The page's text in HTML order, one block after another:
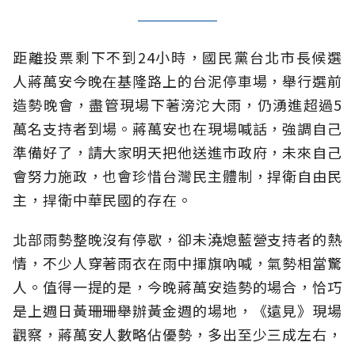
距離投票剩下不到24小時，國民黨台北市長候選
人蔣萬安今晚在基隆路上的台泥停車場，舉行選前
造勢晚會，盡管現場下著滂沱大雨，仍湧進超過5
萬名支持者到場。蔣萬安也在現場喊話，強調自己
準備好了，請大家明天把他送進市政府，未來自己
會努力施政，也會珍惜台灣民主體制，捍衛自由民
主，捍衛中華民國的存在。
北部雨勢整晚沒有停歇，卻未澆熄藍營支持者的熱
情，不少人穿著雨衣在雨中揮旗吶喊，氣勢相當驚
人。值得一提的是，今晚蔣萬安造勢的場合，恰巧
是上週日黃珊珊舉辦黃金週的場地，《遠見》現場
觀察，蔣萬安人數略佔優勢，多出至少三成左右，